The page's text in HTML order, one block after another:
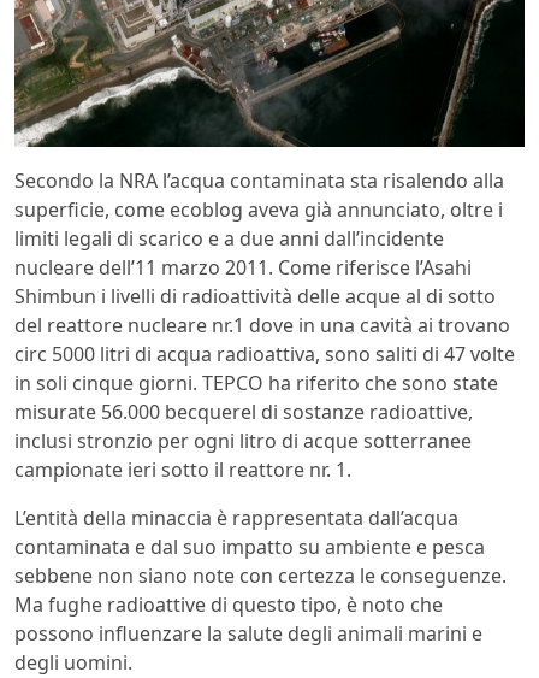
Secondo la NRA l’acqua contaminata sta risalendo alla
superficie, come ecoblog aveva già annunciato, oltre i
limiti legali di scarico e a due anni dall’incidente
nucleare dell’11 marzo 2011. Come riferisce l’Asahi
Shimbun i livelli di radioattività delle acque al di sotto
del reattore nucleare nr.1 dove in una cavità ai trovano
circ 5000 litri di acqua radioattiva, sono saliti di 47 volte
in soli cinque giorni. TEPCO ha riferito che sono state
misurate 56.000 becquerel di sostanze radioattive,
inclusi stronzio per ogni litro di acque sotterranee
campionate ieri sotto il reattore nr. 1.
L’entità della minaccia è rappresentata dall’acqua
contaminata e dal suo impatto su ambiente e pesca
sebbene non siano note con certezza le conseguenze.
Ma fughe radioattive di questo tipo, è noto che
possono influenzare la salute degli animali marini e
degli uomini.